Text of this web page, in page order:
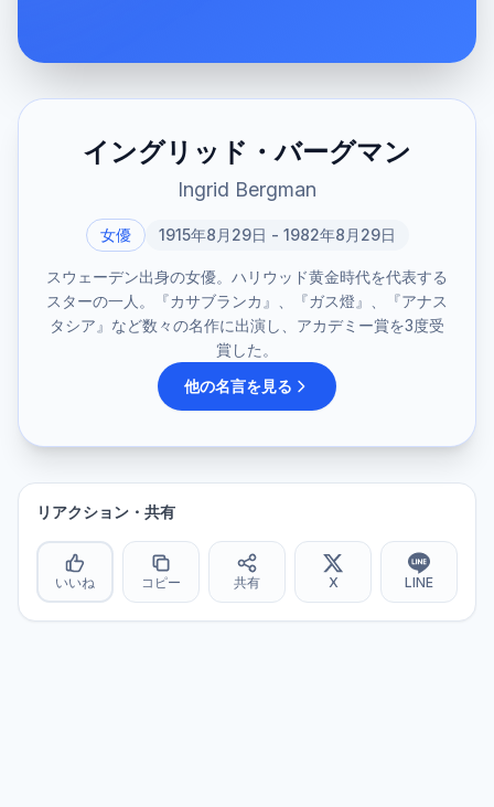
イングリッド・バーグマン
Ingrid Bergman
女優 1915年8月29日 - 1982年8月29日
スウェーデン出身の女優。ハリウッド黄金時代を代表する
スターの一人。『カサブランカ』、『ガス燈』、『アナス
タシア』など数々の名作に出演し、アカデミー賞を3度受
賞した。
他の名言を見る
リアクション・共有
いいね コピー 共有 X LINE